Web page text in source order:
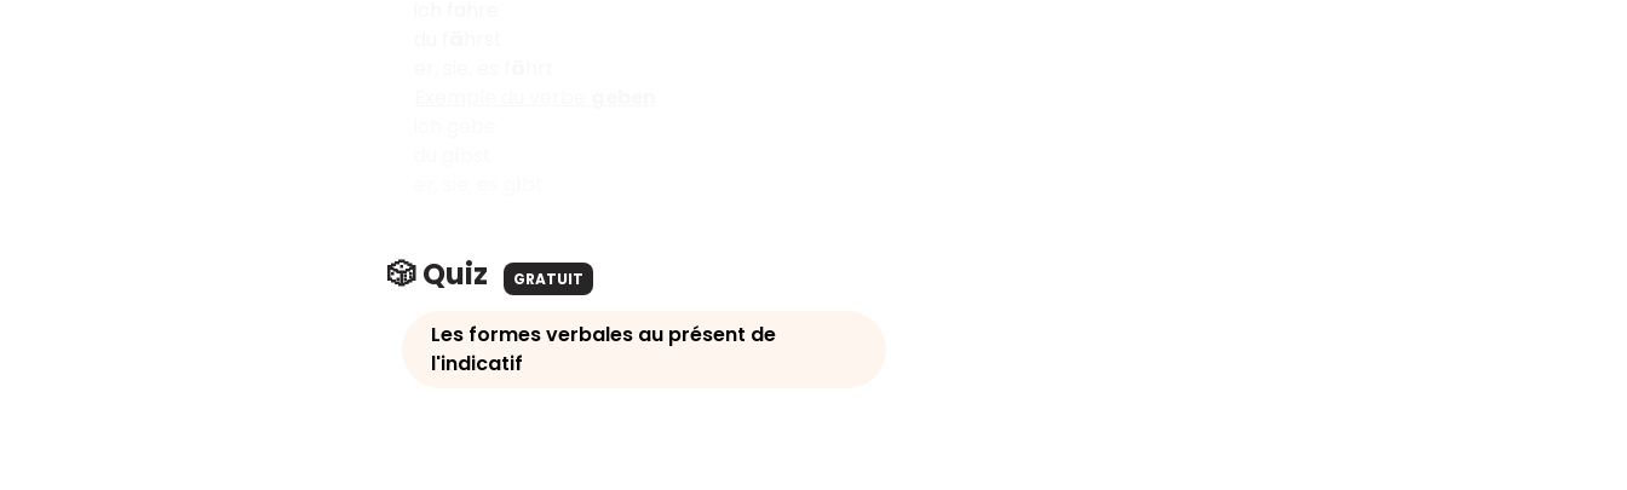
🎲 Quiz GRATUIT
Les formes verbales au présent de
l'indicatif